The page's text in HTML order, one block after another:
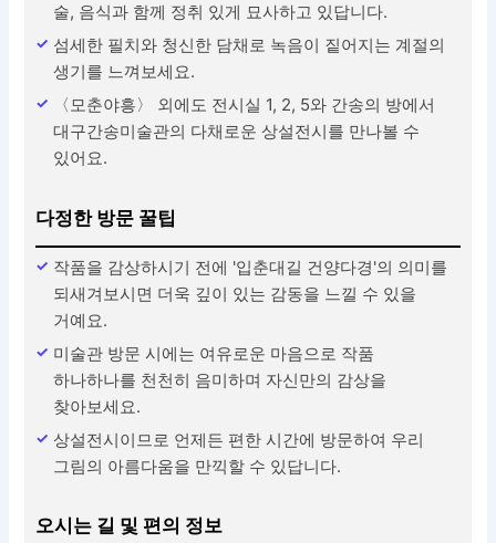
술, 음식과 함께 정취 있게 묘사하고 있답니다.
섬세한 필치와 청신한 담채로 녹음이 짙어지는 계절의
생기를 느껴보세요.
〈모춘야흥〉 외에도 전시실 1, 2, 5와 간송의 방에서
대구간송미술관의 다채로운 상설전시를 만나볼 수
있어요.
다정한 방문 꿀팁
작품을 감상하시기 전에 '입춘대길 건양다경'의 의미를
되새겨보시면 더욱 깊이 있는 감동을 느낄 수 있을
거예요.
미술관 방문 시에는 여유로운 마음으로 작품
하나하나를 천천히 음미하며 자신만의 감상을
찾아보세요.
상설전시이므로 언제든 편한 시간에 방문하여 우리
그림의 아름다움을 만끽할 수 있답니다.
오시는 길 및 편의 정보